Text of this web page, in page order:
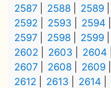
2587
2588 2589
2592
2593 2594
2597
2598 2599
2602
2603 2604
2607
2608 2609
2612
2613 2614